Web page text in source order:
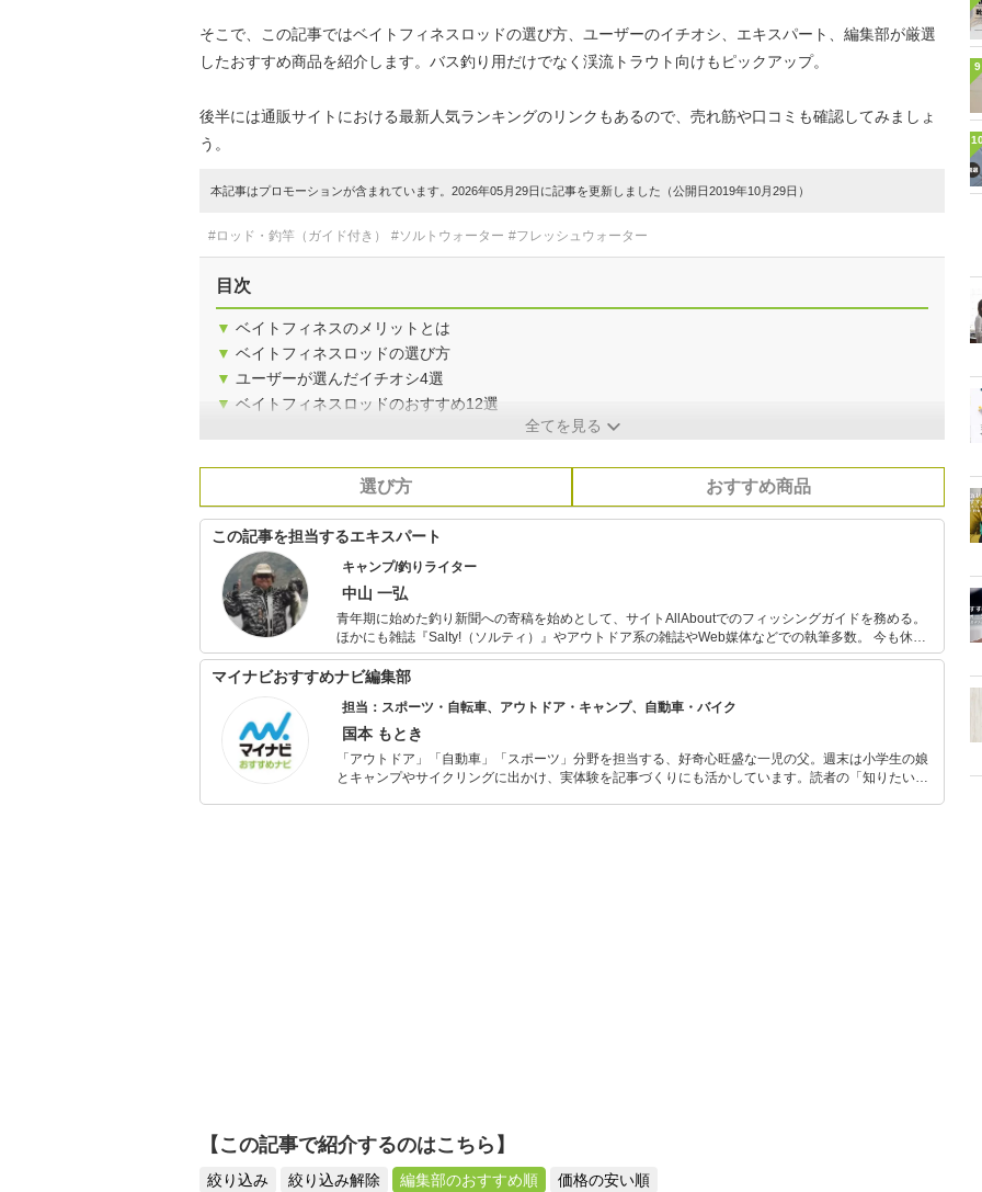
そこで、この記事ではベイトフィネスロッドの選び方、ユーザーのイチオシ、エキスパート、編集部が厳選
したおすすめ商品を紹介します。バス釣り用だけでなく渓流トラウト向けもピックアップ。
後半には通販サイトにおける最新人気ランキングのリンクもあるので、売れ筋や口コミも確認してみましょ
う。
本記事はプロモーションが含まれています。2026年05月29日に記事を更新しました（公開日2019年10月29日）
#ロッド・釣竿（ガイド付き） #ソルトウォーター #フレッシュウォーター
目次
▼ ベイトフィネスのメリットとは
▼ ベイトフィネスロッドの選び方
▼ ユーザーが選んだイチオシ4選
▼ ベイトフィネスロッドのおすすめ12選
全てを見る
選び方 おすすめ商品
この記事を担当するエキスパート
キャンプ/釣りライター
中山 一弘
青年期に始めた釣り新聞への寄稿を始めとして、サイトAllAboutでのフィッシングガイドを務める。
ほかにも雑誌『Salty!（ソルティ）』やアウトドア系の雑誌やWeb媒体などでの執筆多数。 今も休日
には必ず海山湖を駆けまわっている自然派で、あらゆるジャンルの釣りを体験し、季節に合わせて日
本中の旬な魚を追っている。 キャンプ用品は、あえて払い下げのミリタリー系ギアで揃えるマニアな
マイナビおすすめナビ編集部
担当：スポーツ・自転車、アウトドア・キャンプ、自動車・バイク
国本 もとき
「アウトドア」「自動車」「スポーツ」分野を担当する、好奇心旺盛な一児の父。週末は小学生の娘
とキャンプやサイクリングに出かけ、実体験を記事づくりにも活かしています。読者の「知りたい」
【この記事で紹介するのはこちら】
絞り込み 絞り込み解除 編集部のおすすめ順 価格の安い順
9